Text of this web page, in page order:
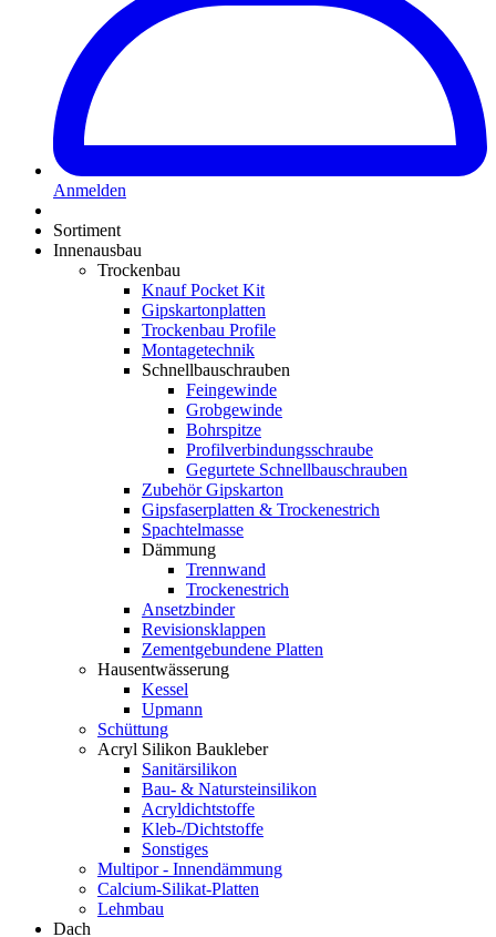
Anmelden
Sortiment
Innenausbau
Trockenbau
Knauf Pocket Kit
Gipskartonplatten
Trockenbau Profile
Montagetechnik
Schnellbauschrauben
Feingewinde
Grobgewinde
Bohrspitze
Profilverbindungsschraube
Gegurtete Schnellbauschrauben
Zubehör Gipskarton
Gipsfaserplatten & Trockenestrich
Spachtelmasse
Dämmung
Trennwand
Trockenestrich
Ansetzbinder
Revisionsklappen
Zementgebundene Platten
Hausentwässerung
Kessel
Upmann
Schüttung
Acryl Silikon Baukleber
Sanitärsilikon
Bau- & Natursteinsilikon
Acryldichtstoffe
Kleb-/Dichtstoffe
Sonstiges
Multipor - Innendämmung
Calcium-Silikat-Platten
Lehmbau
Dach